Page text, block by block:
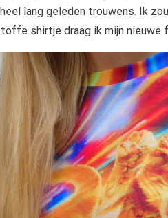
lang geleden trouwens. Ik
toffe shirtje draag ik mijn